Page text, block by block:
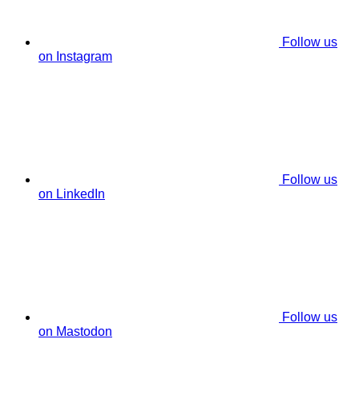
Follow us
on Instagram
Follow us
on LinkedIn
Follow us
on Mastodon